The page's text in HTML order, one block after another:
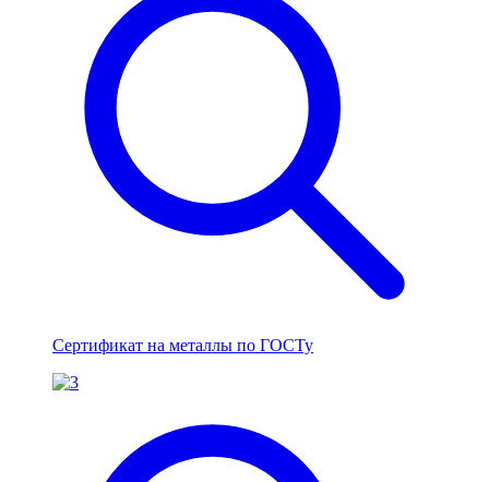
Сертификат на металлы по ГОСТу